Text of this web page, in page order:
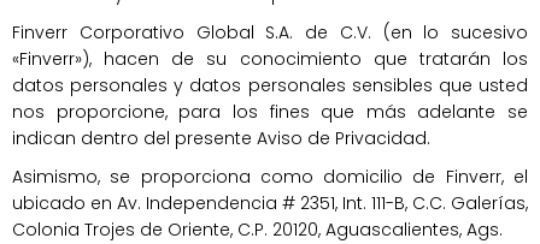
Finverr Corporativo Global S.A. de C.V. (en lo sucesivo
«Finverr»), hacen de su conocimiento que tratarán los
datos personales y datos personales sensibles que usted
nos proporcione, para los fines que más adelante se
indican dentro del presente Aviso de Privacidad.
Asimismo, se proporciona como domicilio de Finverr, el
ubicado en Av. Independencia # 2351, Int. 111-B, C.C. Galerías,
Colonia Trojes de Oriente, C.P. 20120, Aguascalientes, Ags.